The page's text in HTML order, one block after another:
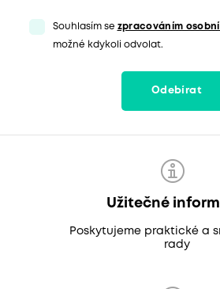
Souhlasím se zpracováním
možné kdykoli odvolat.
Odebírat
Užitečné
Poskytujeme praktické a
rady